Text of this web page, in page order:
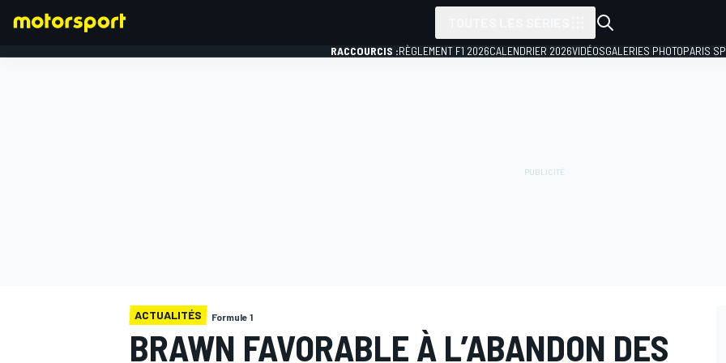
RACCOURCIS :RÈGLEMENT F1 2026CALENDRIER 2026VIDÉOSGALERIES PHOTOPARIS
ACTUALITÉS Formule 1
BRAWN FAVORABLE À L’ABANDON DES